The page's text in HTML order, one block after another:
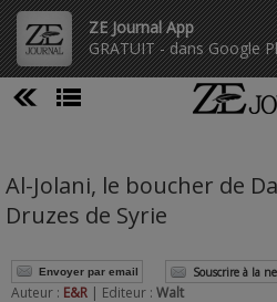
ZE Journal App
GRATUIT - dans Google
Al-Jolani, le boucher de
Druzes de Syrie
Envoyer par email Souscrire à la
Auteur : E&R | Editeur : Walt